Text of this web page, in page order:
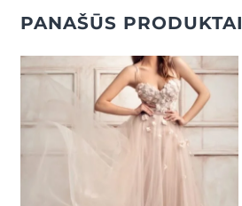
PANAŠŪS PRODUKTAI
Mėgstamiausias